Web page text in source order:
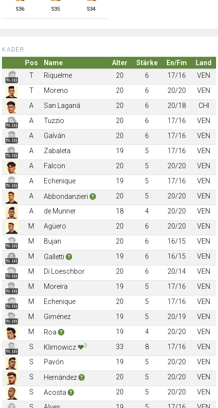
S36 S35 S34
KADER:
Pos Name Alter Stärke En/Fm Land
TL (2)
T Riquelme 20 6 17/16
VEN
T
Moreno 20 6 20/20
VEN
A
San Laganá 20 6 20/18 CHI
TL (2)
A Tuzzio 20 6 17/16 VEN
TL (2)
A Galván 20 6 17/16 VEN
TL (2)
A Zabaleta 19 5 17/16
VEN
A
Falcon 20 5 20/20 VEN
TL (2)
A Echenique 19 5 17/16
VEN
A
Abbondanzieri 20 5 20/20
VEN
A
de Munner 18 4 20/20
VEN
M
Agüero 20 6 20/20 VEN
TL (2)
M Bujan 20 6 16/15 VEN
TL (2)
M Galletti 19 6 16/15 VEN
TL (2)
M Di Loeschbor 20 6 20/14 VEN
TL (2)
M Moreira 19 5 17/16 VEN
TL (2)
M Echenique 20 5 17/16 VEN
TL (2)
M Giménez 19 5 20/19
VEN
M
Roa 19 4 20/20 VEN
TL (2)
S Klimowicz 3 33 8 17/16
VEN
S
Pavón 19 5 20/20
VEN
S
Hernández 20 5 20/20
VEN
S
Acosta 20 5 20/20 VEN